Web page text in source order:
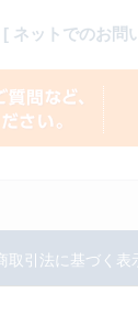
[ ネットでのお問
取引法に基づく表